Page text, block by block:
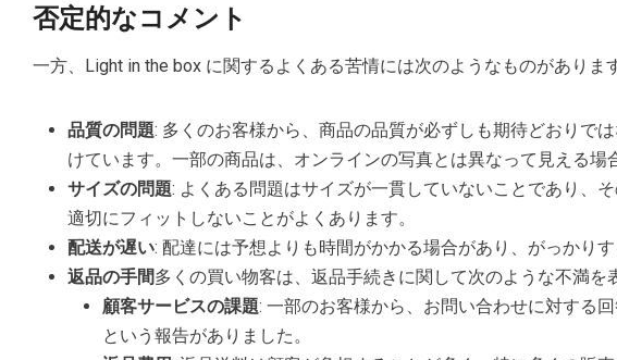
否定的なコメント
一方、Light in the box に関するよくある苦情には次のようなものがあります
品質の問題: 多くのお客様から、商品の品質が必ずしも期待どおりで
けています。一部の商品は、オンラインの写真とは異なって見える場
サイズの問題: よくある問題はサイズが一貫していないことであり、
適切にフィットしないことがよくあります。
配送が遅い: 配達には予想よりも時間がかかる場合があり、がっかりす
返品の手間多くの買い物客は、返品手続きに関して次のような不満を
顧客サービスの課題: 一部のお客様から、お問い合わせに対する
という報告がありました。